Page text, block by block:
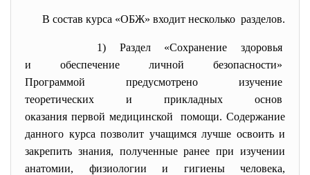
В состав курса «ОБЖ» входит несколько разделов.
1) Раздел «Сохранение здоровья
и обеспечение личной безопасности»
Программой предусмотрено изучение
теоретических и прикладных основ
оказания первой медицинской помощи. Содержание
данного курса позволит учащимся лучше освоить и
закрепить знания, полученные ранее при изучении
анатомии, физиологии и гигиены человека,